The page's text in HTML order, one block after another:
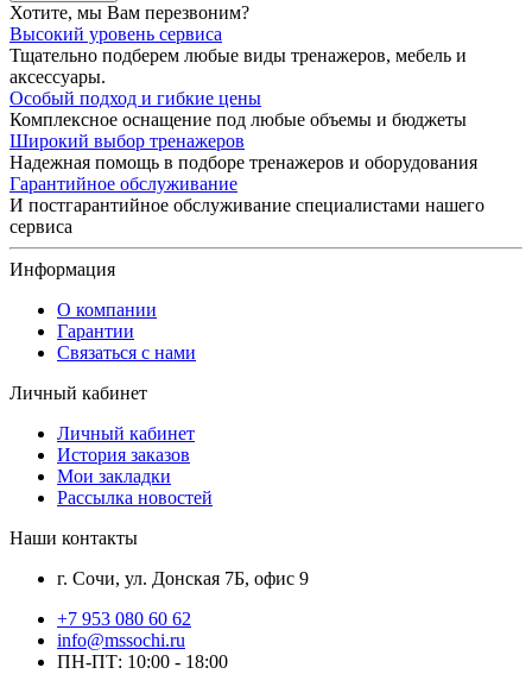
Хотите, мы Вам перезвоним?
Высокий уровень сервиса
Тщательно подберем любые виды тренажеров, мебель и
аксессуары.
Особый подход и гибкие цены
Комплексное оснащение под любые объемы и бюджеты
Широкий выбор тренажеров
Надежная помощь в подборе тренажеров и оборудования
Гарантийное обслуживание
И постгарантийное обслуживание специалистами нашего
сервиса
Информация
О компании
Гарантии
Связаться с нами
Личный кабинет
Личный кабинет
История заказов
Мои закладки
Рассылка новостей
Наши контакты
г. Сочи, ул. Донская 7Б, офис 9
+7 953 080 60 62
info@mssochi.ru
ПН-ПТ: 10:00 - 18:00